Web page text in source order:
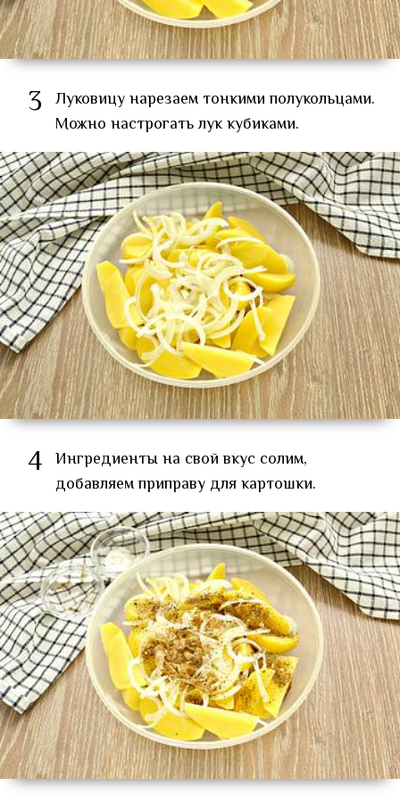
3 Луковицу нарезаем тонкими полукольцами.
Можно настрогать лук кубиками.
4 Ингредиенты на свой вкус солим,
добавляем приправу для картошки.